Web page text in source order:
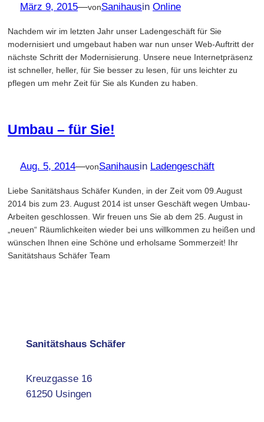
März 9, 2015—vonSanihausin Online
Nachdem wir im letzten Jahr unser Ladengeschäft für Sie
modernisiert und umgebaut haben war nun unser Web-Auftritt der
nächste Schritt der Modernisierung. Unsere neue Internetpräsenz
ist schneller, heller, für Sie besser zu lesen, für uns leichter zu
pflegen um mehr Zeit für Sie als Kunden zu haben.
Umbau – für Sie!
Aug. 5, 2014—vonSanihausin Ladengeschäft
Liebe Sanitätshaus Schäfer Kunden, in der Zeit vom 09.August
2014 bis zum 23. August 2014 ist unser Geschäft wegen Umbau-
Arbeiten geschlossen. Wir freuen uns Sie ab dem 25. August in
„neuen“ Räumlichkeiten wieder bei uns willkommen zu heißen und
wünschen Ihnen eine Schöne und erholsame Sommerzeit! Ihr
Sanitätshaus Schäfer Team
Sanitätshaus Schäfer
Kreuzgasse 16
61250 Usingen